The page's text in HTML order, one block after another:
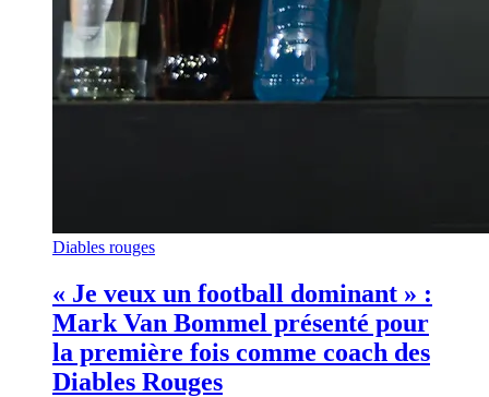
Diables rouges
« Je veux un football dominant » :
Mark Van Bommel présenté pour
la première fois comme coach des
Diables Rouges